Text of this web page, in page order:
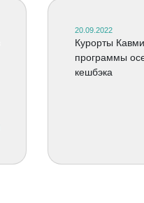
20.09.2022
Курорты
программы
кешбэка